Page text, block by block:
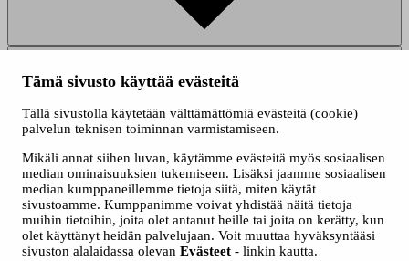
Tämä sivusto käyttää evästeitä
Tällä sivustolla käytetään välttämättömiä evästeitä (cookie)
palvelun teknisen toiminnan varmistamiseen.
Mikäli annat siihen luvan, käytämme evästeitä myös sosiaalisen
median ominaisuuksien tukemiseen. Lisäksi jaamme sosiaalisen
median kumppaneillemme tietoja siitä, miten käytät
sivustoamme. Kumppanimme voivat yhdistää näitä tietoja
muihin tietoihin, joita olet antanut heille tai joita on kerätty, kun
olet käyttänyt heidän palvelujaan. Voit muuttaa hyväksyntääsi
sivuston alalaidassa olevan Evästeet - linkin kautta.
Sulje kaikki sisällöt
Bertie Baigent (kapellimestari)